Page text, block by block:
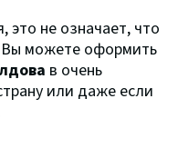
это не означает, что
Вы можете оформить
в очень
или даже если